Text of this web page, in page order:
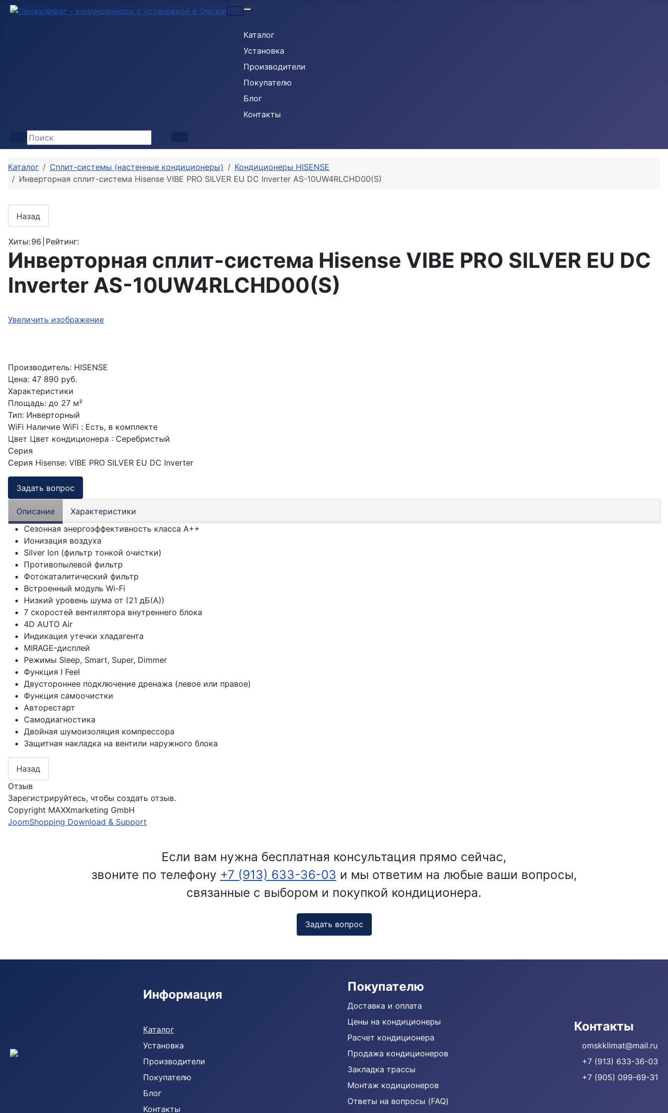
Каталог
Установка
Производители
Покупателю
Блог
Контакты
Каталог Сплит-системы (настенные кондиционеры)
Кондиционеры HISENSE
Инверторная сплит-система Hisense VIBE PRO SILVER EU DC Inverter AS-10UW4RLCHD00(S)
Хиты:96 Рейтинг:
Инверторная сплит-система Hisense VIBE PRO SILVER EU DC
Inverter AS-10UW4RLCHD00(S)
Увеличить изображение
Производитель: HISENSE
Цена: 47 890 руб.
Характеристики
Площадь: до 27 м²
Тип: Инверторный
WiFi Наличие WiFi : Есть, в комплекте
Цвет Цвет кондиционера : Серебристый
Серия
Серия Hisense: VIBE PRO SILVER EU DC Inverter
Задать вопрос
Описание
Характеристики
Сезонная энергоэффективность класса А++
Ионизация воздуха
Silver Ion (фильтр тонкой очистки)
Противопылевой фильтр
Фотокаталитический фильтр
Встроенный модуль Wi-Fi
Низкий уровень шума от (21 дБ(А))
7 скоростей вентилятора внутреннего блока
4D AUTO Air
Индикация утечки хладагента
MIRAGE-дисплей
Режимы Sleep, Smart, Super, Dimmer
Функция I Feel
Двустороннее подключение дренажа (левое или правое)
Функция самоочистки
Авторестарт
Самодиагностика
Двойная шумоизоляция компрессора
Защитная накладка на вентили наружного блока
Отзыв
Зарегистрируйтесь, чтобы создать отзыв.
Copyright MAXXmarketing GmbH
JoomShopping Download & Support
Если вам нужна бесплатная консультация прямо сейчас,
звоните по телефону +7 (913) 633-36-03 и мы ответим на любые ваши вопросы,
связанные с выбором и покупкой кондиционера.
Задать вопрос
Информация
Каталог
Установка
Производители
Покупателю
Блог
Контакты
Покупателю
Доставка и оплата
Цены на кондиционеры
Расчет кондиционера
Продажа кондиционеров
Закладка трассы
Монтаж кодиционеров
Ответы на вопросы (FAQ)
Контакты
omskklimat@mail.ru
+7 (913) 633-36-03
+7 (905) 099-69-31